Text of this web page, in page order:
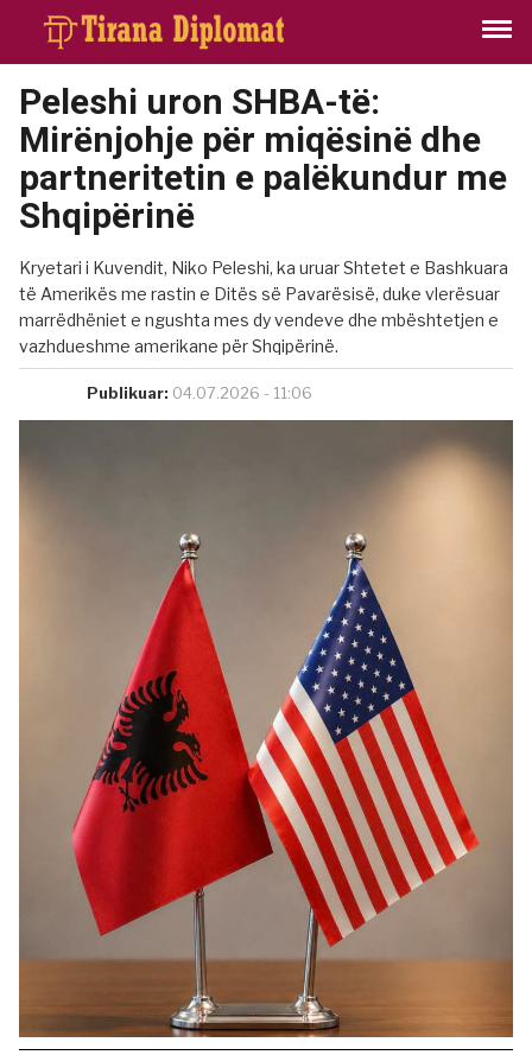
Peleshi uron SHBA-të:
Mirënjohje për miqësinë dhe
partneritetin e palëkundur me
Shqipërinë
Kryetari i Kuvendit, Niko Peleshi, ka uruar Shtetet e Bashkuara
të Amerikës me rastin e Ditës së Pavarësisë, duke vlerësuar
marrëdhëniet e ngushta mes dy vendeve dhe mbështetjen e
vazhdueshme amerikane për Shqipërinë.
Publikuar: 04.07.2026 - 11:06